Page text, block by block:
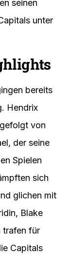
seinen
unter
bereits
Hendrix
von
der seine
Spielen
sich
glichen mit
Blake
trafen für
Capitals